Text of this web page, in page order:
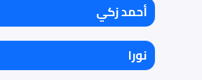
أحمد زكي
نورا